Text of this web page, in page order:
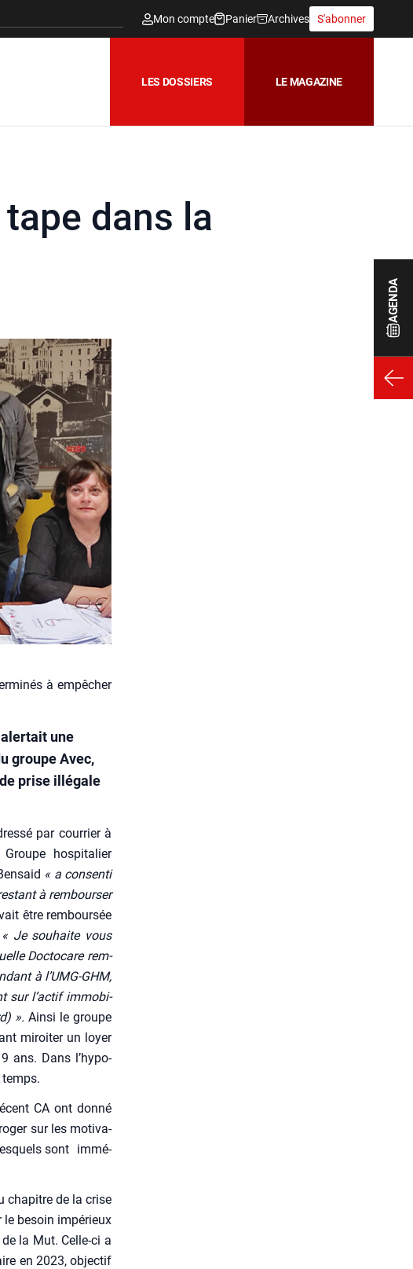
AGENDA
Mon compte Panier Archives S'abonner
LES DOSSIERS LE MAGAZINE
dans la
à empêcher
alertait une
groupe Avec,
prise illégale
par cour­rier à
hos­pi­ta­lier
« a consen­ti
à rem­bour­ser
être rem­bour­sée
« Je sou­haite vous
Doc­to­care rem­
à l’UMG-GHM,
sur l’actif immo­bi­
». Ain­si le groupe
miroi­ter un loyer
ans. Dans l’hy­po­
CA ont don­né
sur les moti­va­
sont immé­
cha­pitre de la crise
besoin impé­rieux
la Mut. Celle-ci a
en 2023, objec­tif